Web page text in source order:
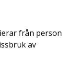
från person
av